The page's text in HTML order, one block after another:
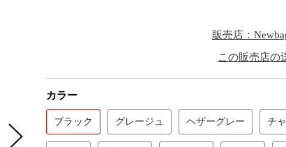
販売店：
この販売店の
カラー
ブラック グレージュ ヘザーグレー チ